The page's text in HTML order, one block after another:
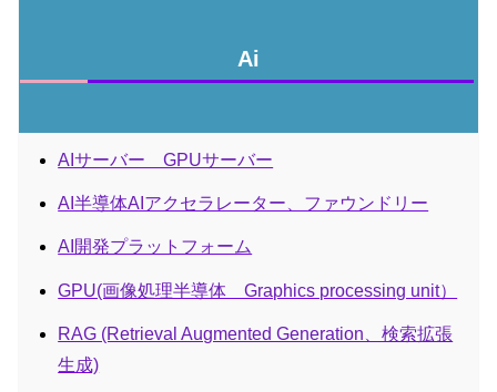
Ai
AIサーバー GPUサーバー
AI半導体AIアクセラレーター、ファウンドリー
AI開発プラットフォーム
GPU(画像処理半導体 Graphics processing unit）
RAG (Retrieval Augmented Generation、検索拡張
生成)